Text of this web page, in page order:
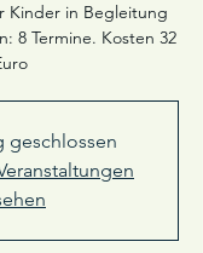
Kinder in Begleitung
8 Termine. Kosten 32
geschlossen